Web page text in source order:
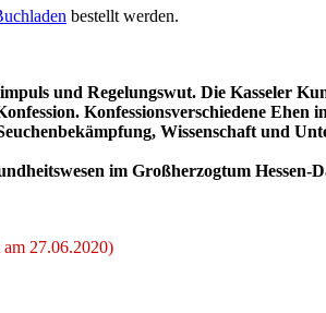
bestellt werden.
und Regelungswut. Die Kasseler
Konfessionsverschiedene Ehen
Wissenschaft und
im Großherzogtum
27.06.2020)